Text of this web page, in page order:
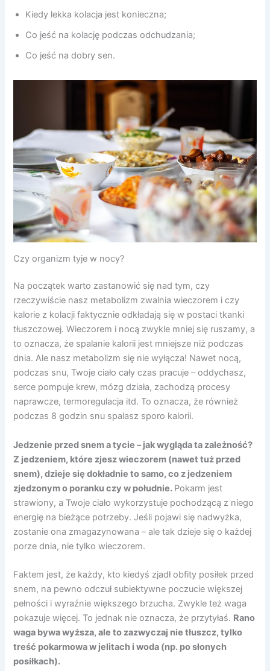
Kiedy lekka kolacja jest konieczna;
Co jeść na kolację podczas odchudzania;
Co jeść na dobry sen.
Czy organizm tyje w nocy?
Na początek warto zastanowić się nad tym, czy
rzeczywiście nasz metabolizm zwalnia wieczorem i czy
kalorie z kolacji faktycznie odkładają się w postaci tkanki
tłuszczowej. Wieczorem i nocą zwykle mniej się ruszamy, a
to oznacza, że spalanie kalorii jest mniejsze niż podczas
dnia. Ale nasz metabolizm się nie wyłącza! Nawet nocą,
podczas snu, Twoje ciało cały czas pracuje – oddychasz,
serce pompuje krew, mózg działa, zachodzą procesy
naprawcze, termoregulacja itd. To oznacza, że również
podczas 8 godzin snu spalasz sporo kalorii.
Jedzenie przed snem a tycie – jak wygląda ta zależność?
Z jedzeniem, które zjesz wieczorem (nawet tuż przed
snem), dzieje się dokładnie to samo, co z jedzeniem
zjedzonym o poranku czy w południe. Pokarm jest
strawiony, a Twoje ciało wykorzystuje pochodzącą z niego
energię na bieżące potrzeby. Jeśli pojawi się nadwyżka,
zostanie ona zmagazynowana – ale tak dzieje się o każdej
porze dnia, nie tylko wieczorem.
Faktem jest, że każdy, kto kiedyś zjadł obfity posiłek przed
snem, na pewno odczuł subiektywne poczucie większej
pełności i wyraźnie większego brzucha. Zwykle też waga
pokazuje więcej. To jednak nie oznacza, że przytyłaś. Rano
waga bywa wyższa, ale to zazwyczaj nie tłuszcz, tylko
treść pokarmowa w jelitach i woda (np. po słonych
posiłkach).